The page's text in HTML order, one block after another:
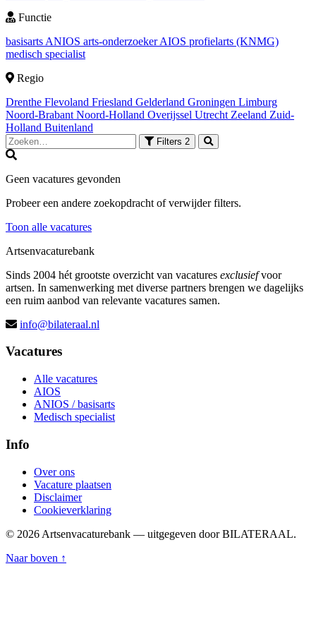
Functie
basisarts ANIOS arts-onderzoekerAIOS profielarts (KNMG)
medisch specialist
Regio
Drenthe Flevoland Friesland Gelderland Groningen Limburg
Noord-Brabant Noord-Holland Overijssel Utrecht Zeeland Zuid-
Holland Buitenland
Filters 2
Geen vacatures gevonden
Probeer een andere zoekopdracht of verwijder filters.
Toon alle vacatures
Artsenvacaturebank
Sinds 2004 hét grootste overzicht van vacatures exclusiefvoor
artsen. In samenwerking met diverse partners brengen we dagelijks
een ruim aanbod van relevante vacatures samen.
info@bilateraal.nl
Vacatures
Alle vacatures
AIOS
ANIOS / basisarts
Medisch specialist
Info
Over ons
Vacature plaatsen
Disclaimer
Cookieverklaring
© 2026 Artsenvacaturebank — uitgegeven door BILATERAAL.
Naar boven ↑